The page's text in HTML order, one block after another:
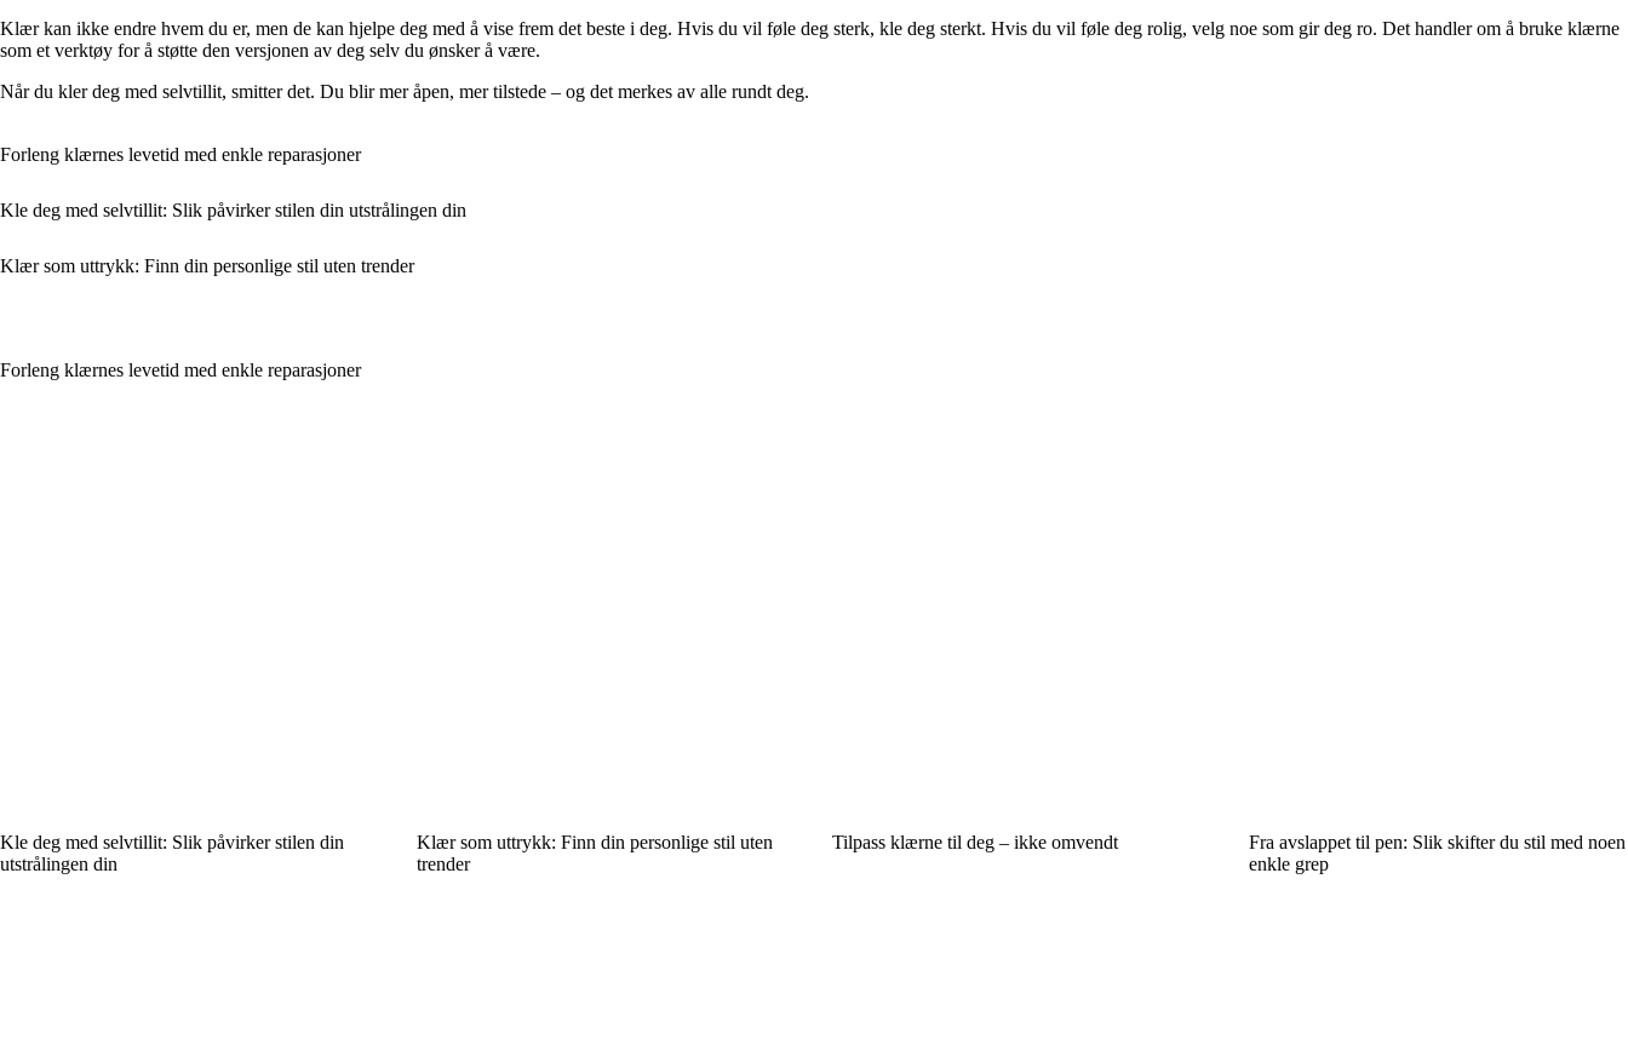
Klær kan ikke endre hvem du er, men de kan hjelpe deg med å vise frem det beste i deg. Hvis du vil føle deg sterk, kle deg sterkt. Hvis du vil føle deg rolig, velg noe som gir deg ro. Det handler om å bruke klærne
som et verktøy for å støtte den versjonen av deg selv du ønsker å være.
Når du kler deg med selvtillit, smitter det. Du blir mer åpen, mer tilstede – og det merkes av alle rundt deg.
Forleng klærnes levetid med enkle reparasjoner
Kle deg med selvtillit: Slik påvirker stilen din utstrålingen din
Klær som uttrykk: Finn din personlige stil uten trender
Forleng klærnes levetid med enkle reparasjoner
Kle deg med selvtillit: Slik påvirker stilen din
utstrålingen din
Klær som uttrykk: Finn din personlige stil uten
trender
Tilpass klærne til deg – ikke omvendt
Fra avslappet til pen: Slik skifter du stil med noen
enkle grep